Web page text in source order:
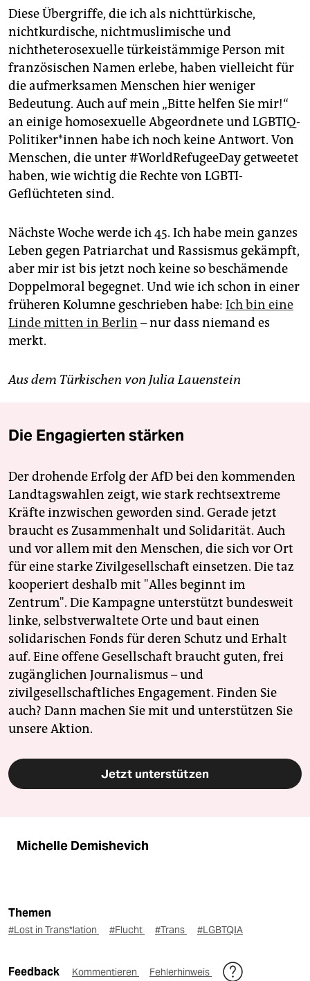
Diese Übergriffe, die ich als nichttürkische,
nichtkurdische, nichtmuslimische und
nichtheterosexuelle türkeistämmige Person mit
französischen Namen erlebe, haben vielleicht für
die aufmerksamen Menschen hier weniger
Bedeutung. Auch auf mein „Bitte helfen Sie mir!“
an einige homosexuelle Abgeordnete und LGBTIQ-
Politiker*innen habe ich noch keine Antwort. Von
Menschen, die unter #WorldRefugeeDay getweetet
haben, wie wichtig die Rechte von LGBTI-
Geflüchteten sind.
Nächste Woche werde ich 45. Ich habe mein ganzes
Leben gegen Patriarchat und Rassismus gekämpft,
aber mir ist bis jetzt noch keine so beschämende
Doppelmoral begegnet. Und wie ich schon in einer
früheren Kolumne geschrieben habe: Ich bin eine
Linde mitten in Berlin – nur dass niemand es
merkt.
Aus dem Türkischen von Julia Lauenstein
Die Engagierten stärken
Der drohende Erfolg der AfD bei den kommenden
Landtagswahlen zeigt, wie stark rechtsextreme
Kräfte inzwischen geworden sind. Gerade jetzt
braucht es Zusammenhalt und Solidarität. Auch
und vor allem mit den Menschen, die sich vor Ort
für eine starke Zivilgesellschaft einsetzen. Die taz
kooperiert deshalb mit "Alles beginnt im
Zentrum". Die Kampagne unterstützt bundesweit
linke, selbstverwaltete Orte und baut einen
solidarischen Fonds für deren Schutz und Erhalt
auf. Eine offene Gesellschaft braucht guten, frei
zugänglichen Journalismus – und
zivilgesellschaftliches Engagement. Finden Sie
auch? Dann machen Sie mit und unterstützen Sie
unsere Aktion.
Jetzt unterstützen
Michelle Demishevich
Themen
#Lost in Trans*lation #Flucht #Trans #LGBTQIA
Feedback Kommentieren Fehlerhinweis